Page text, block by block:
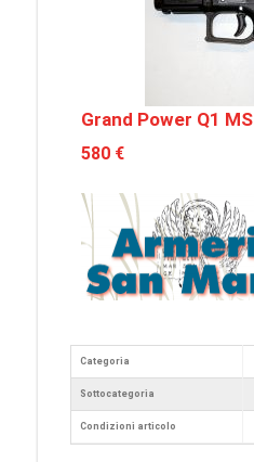
Grand Power Q1 MS
580 €
Categoria
Sottocategoria
Condizioni articolo